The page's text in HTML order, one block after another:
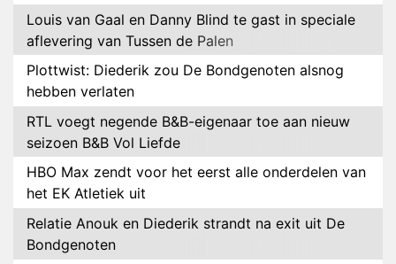
Louis van Gaal en Danny Blind te gast in speciale
aflevering van Tussen de Palen
Plottwist: Diederik zou De Bondgenoten alsnog
hebben verlaten
RTL voegt negende B&B-eigenaar toe aan nieuw
seizoen B&B Vol Liefde
HBO Max zendt voor het eerst alle onderdelen van
het EK Atletiek uit
Relatie Anouk en Diederik strandt na exit uit De
Bondgenoten